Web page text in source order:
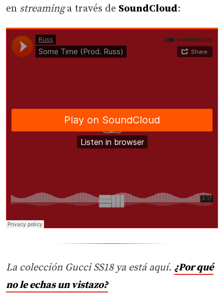
en streaminga través de SoundCloud:
La colección Gucci SS18 ya está aquí. ¿Por qué
no le echas un vistazo?